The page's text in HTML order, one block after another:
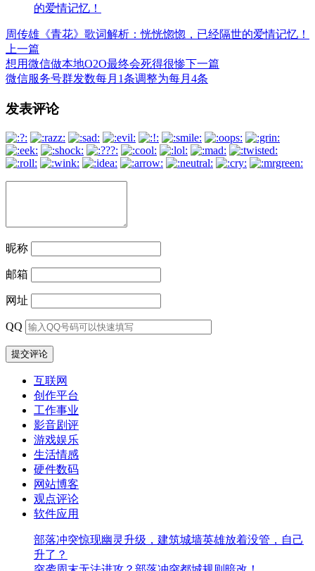
周传雄《青花》歌词解析：恍恍惚惚，已经隔世的爱情记忆！
上一篇
想用微信做本地O2O最终会死得很惨 下一篇
微信服务号群发数每月1条调整为每月4条
文
章
导
航
发表评论
昵称
邮箱
网址
QQ
互联网
创作平台
工作事业
影音剧评
游戏娱乐
生活情感
硬件数码
网站博客
观点评论
软件应用
部落冲突惊现幽灵升级，建筑城墙英雄放着没管，自己
升了？